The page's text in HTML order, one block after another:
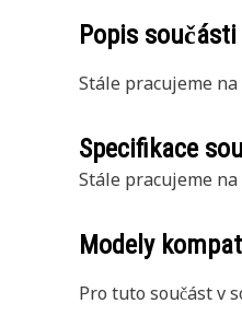
Popis
Stále pracujeme
Specifikace
Stále pracujeme
Modely
Pro tuto součást v